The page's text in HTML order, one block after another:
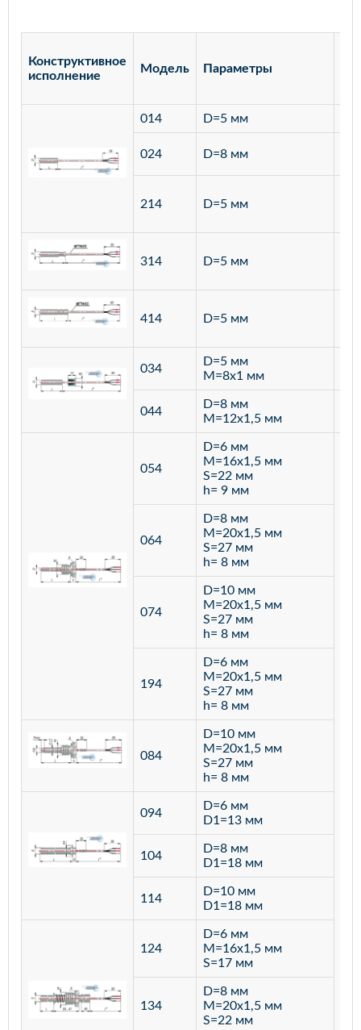
Конструктивное
исполнение
Модель Параметры
014 D=5 мм
024 D=8 мм
214 D=5 мм
314 D=5 мм
414 D=5 мм
034
D=5 мм
M=8х1 мм
044
D=8 мм
M=12х1,5 мм
054
D=6 мм
M=16х1,5 мм
S=22 мм
h= 9 мм
064
D=8 мм
M=20х1,5 мм
S=27 мм
h= 8 мм
074
D=10 мм
M=20х1,5 мм
S=27 мм
h= 8 мм
194
D=6 мм
M=20х1,5 мм
S=27 мм
h= 8 мм
084
D=10 мм
M=20х1,5 мм
S=27 мм
h= 8 мм
094
D=6 мм
D1=13 мм
104
D=8 мм
D1=18 мм
114
D=10 мм
D1=18 мм
124
D=6 мм
M=16х1,5 мм
S=17 мм
134
D=8 мм
M=20х1,5 мм
S=22 мм